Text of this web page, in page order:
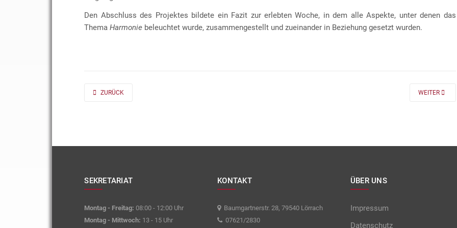
Den Abschluss des Projektes bildete ein Fazit zur erlebten Woche, in dem alle Aspekte, unter denen das
ThemaHarmonie beleuchtet wurde, zusammengestellt und zueinander in Beziehung gesetzt wurden.
PREVIOUS ARTICLE: AD FONTES 2019/20 „MASS“ FÜR DIE KLASSEN 7 UND 8
ZURÜCK NEXT
WEITER
SEKRETARIAT
Montag - Freitag: 08:00 - 12:00 Uhr
Montag - Mittwoch: 13 - 15 Uhr
KONTAKT
Baumgartnerstr. 28, 79540 Lörrach
07621/2830
ÜBER UNS
Impressum
Datenschutz